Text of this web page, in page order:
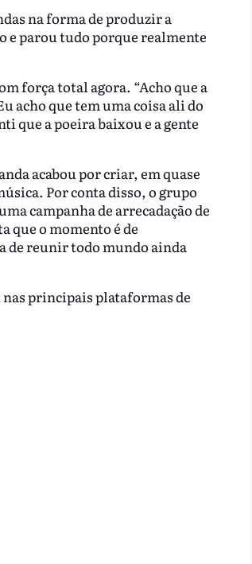
na forma de produzir a
e parou tudo porque realmente
força total agora. “Acho que a
acho que tem uma coisa ali do
que a poeira baixou e a gente
acabou por criar, em quase
Por conta disso, o grupo
campanha de arrecadação de
que o momento é de
de reunir todo mundo ainda
nas principais plataformas de